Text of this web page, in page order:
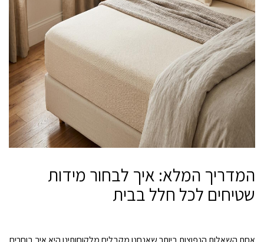
המדריך המלא: איך לבחור מידות
שטיחים לכל חלל בבית